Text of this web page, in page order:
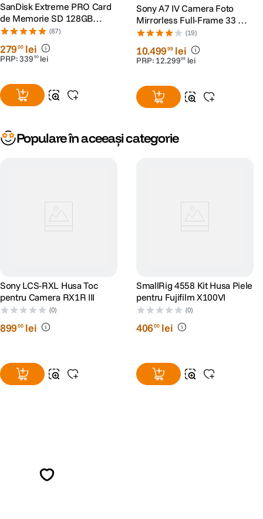
SanDisk Extreme PRO Card
de Memorie SD 128GB
SDXC UHS-I Class 10 U3 V30
+ 2 Ani RescuePRO Deluxe
(87)
27900 lei
PRP:339 90 lei
Sony A7 IV Camera Foto
Mirrorless Full-Frame 33 MP
AF in Timp Real 10cps
4K60p Negru
(19)
10.49999 lei
PRP: 12.29999 lei
Populare în aceeași categorie
Sony LCS-RXL Husa Toc
pentru Camera RX1R III
(0)
89900 lei
SmallRig 4558 Kit Husa Piele
pentru Fujifilm X100VI
(0)
40600 lei